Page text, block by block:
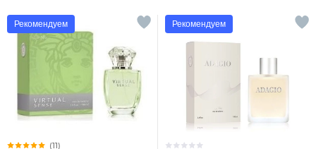
Рекомендуем
(11)
Рекомендуем